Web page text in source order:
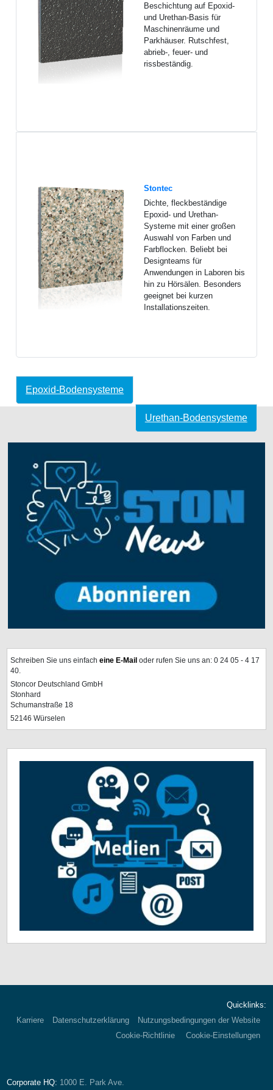
Beschichtung auf Epoxid-
und Urethan-Basis für
Maschinenräume und
Parkhäuser. Rutschfest,
abrieb-, feuer- und
rissbeständig.
Stontec
Dichte, fleckbeständige
Epoxid- und Urethan-
Systeme mit einer großen
Auswahl von Farben und
Farbflocken. Beliebt bei
Designteams für
Anwendungen in Laboren bis
hin zu Hörsälen. Besonders
geeignet bei kurzen
Installationszeiten.
Epoxid-Bodensysteme
Urethan-Bodensysteme
Schreiben Sie uns einfacheine E-Mail oder rufen Sie uns an: 0 24 05 - 4 17
40.
Stoncor Deutschland GmbH
Stonhard
Schumanstraße 18
52146 Würselen
Quicklinks:
Karriere
Datenschutzerklärung
Nutzungsbedingungen der Website
Cookie-Richtlinie
Cookie-Einstellungen
Corporate HQ: 1000 E. Park Ave.